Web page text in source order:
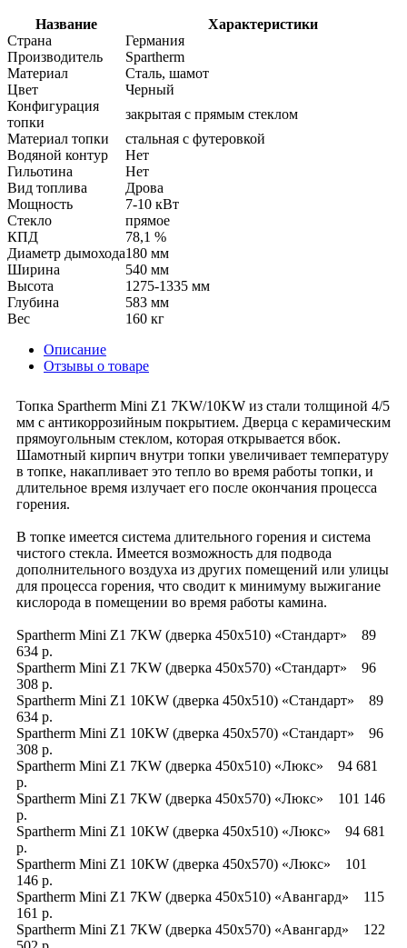
Название
Характеристики
Страна
Германия
Производитель
Spartherm
Материал
Сталь, шамот
Цвет
Черный
Конфигурация
топки
закрытая с прямым стеклом
Материал топки
стальная с футеровкой
Водяной контур
Нет
Гильотина
Нет
Вид топлива
Дрова
Мощность
7-10 кВт
Стекло
прямое
КПД
78,1 %
Диаметр дымохода180 мм
Ширина
540 мм
Высота
1275-1335 мм
Глубина
583 мм
Вес
160 кг
Описание
Отзывы о товаре
Топка Spartherm Mini Z1 7KW/10KW из стали толщиной 4/5
мм с антикоррозийным покрытием. Дверца с керамическим
прямоугольным стеклом, которая открывается вбок.
Шамотный кирпич внутри топки увеличивает температуру
в топке, накапливает это тепло во время работы топки, и
длительное время излучает его после окончания процесса
горения.
В топке имеется система длительного горения и система
чистого стекла. Имеется возможность для подвода
дополнительного воздуха из других помещений или улицы
для процесса горения, что сводит к минимуму выжигание
кислорода в помещении во время работы камина.
Spartherm Mini Z1 7KW (дверка 450x510) «Стандарт» 89
634 р.
Spartherm Mini Z1 7KW (дверка 450x570) «Стандарт» 96
308 р.
Spartherm Mini Z1 10KW (дверка 450x510) «Стандарт» 89
634 р.
Spartherm Mini Z1 10KW (дверка 450x570) «Стандарт» 96
308 р.
Spartherm Mini Z1 7KW (дверка 450x510) «Люкс» 94 681
р.
Spartherm Mini Z1 7KW (дверка 450x570) «Люкс» 101 146
р.
Spartherm Mini Z1 10KW (дверка 450x510) «Люкс» 94 681
р.
Spartherm Mini Z1 10KW (дверка 450x570) «Люкс» 101
146 р.
Spartherm Mini Z1 7KW (дверка 450x510) «Авангард» 115
161 р.
Spartherm Mini Z1 7KW (дверка 450x570) «Авангард» 122